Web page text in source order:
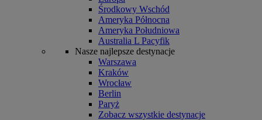
Środkowy Wschód
Ameryka Północna
Ameryka Południowa
Australia L Pacyfik
Nasze najlepsze destynacje
Warszawa
Kraków
Wrocław
Berlin
Paryż
Zobacz wszystkie destynacje